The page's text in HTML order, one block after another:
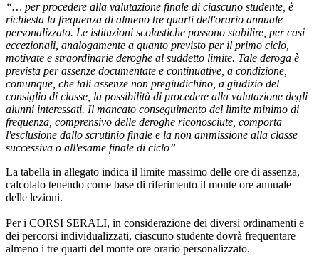
“… per procedere alla valutazione finale di ciascuno studente, è
richiesta la frequenza di almeno tre quarti dell'orario annuale
personalizzato. Le istituzioni scolastiche possono stabilire, per casi
eccezionali, analogamente a quanto previsto per il primo ciclo,
motivate e straordinarie deroghe al suddetto limite. Tale deroga è
prevista per assenze documentate e continuative, a condizione,
comunque, che tali assenze non pregiudichino, a giudizio del
consiglio di classe, la possibilità di procedere alla valutazione degli
alunni interessati. Il mancato conseguimento del limite minimo di
frequenza, comprensivo delle deroghe riconosciute, comporta
l'esclusione dallo scrutinio finale e la non ammissione alla classe
successiva o all'esame finale di ciclo”
La tabella in allegato indica il limite massimo delle ore di assenza,
calcolato tenendo come base di riferimento il monte ore annuale
delle lezioni.
Per i CORSI SERALI, in considerazione dei diversi ordinamenti e
dei percorsi individualizzati, ciascuno studente dovrà frequentare
almeno i tre quarti del monte ore orario personalizzato.